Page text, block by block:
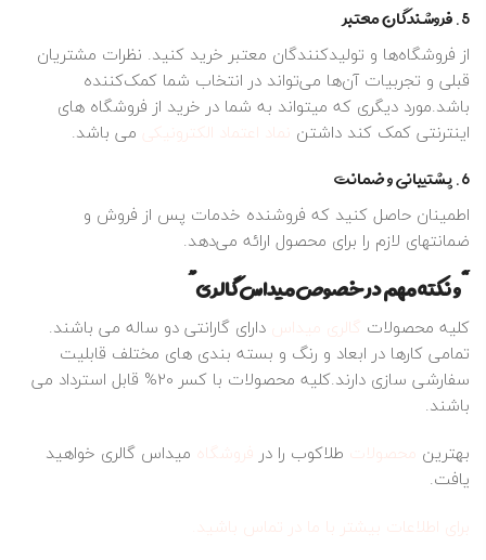
5. فروشندگان معتبر
از فروشگاه‌ها و تولیدکنندگان معتبر خرید کنید. نظرات مشتریان
قبلی و تجربیات آن‌ها می‌تواند در انتخاب شما کمک‌کننده
باشد.مورد دیگری که میتواند به شما در خرید از فروشگاه های
اینترنتی کمک کند داشتن نماد اعتماد الکترونیکی می باشد.
6. پشتیبانی و ضمانت
اطمینان حاصل کنید که فروشنده خدمات پس از فروش و
ضمانتهای لازم را برای محصول ارائه می‌دهد.
“و نکته مهم در خصوص میداس گالری”
کلیه محصولات گالری میداس دارای گارانتی دو ساله می باشند.
تمامی کارها در ابعاد و رنگ و بسته بندی های مختلف قابلیت
سفارشی سازی دارند.کلیه محصولات با کسر 20% قابل استرداد می
باشند.
بهترین محصولات طلاکوب را در فروشگاه میداس گالری خواهید
یافت.
برای اطلاعات بیشتر با ما در تماس باشید.